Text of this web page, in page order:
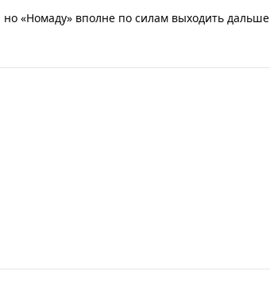
«Номаду» вполне по силам выходить дальше